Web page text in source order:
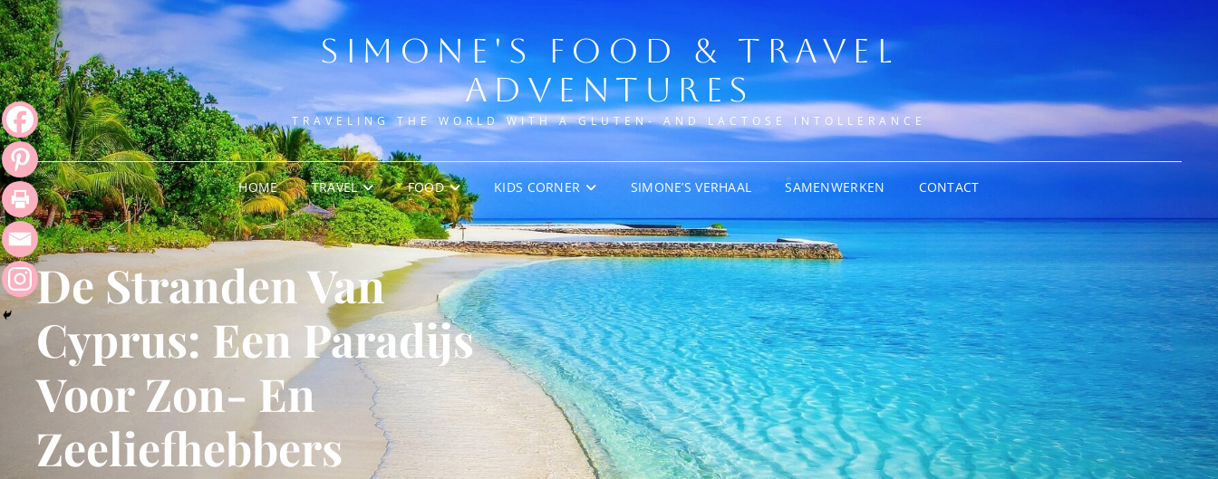
SIMONE'S FOOD & TRAVEL
ADVENTURES
TRAVELING THE WORLD WITH A GLUTEN- AND LACTOSE INTOLLERANCE
HOME TRAVEL FOOD KIDS CORNER SIMONE’S VERHAAL SAMENWERKEN CONTACT
De Stranden Van
Cyprus: Een Paradijs
Voor Zon- En
Zeeliefhebbers